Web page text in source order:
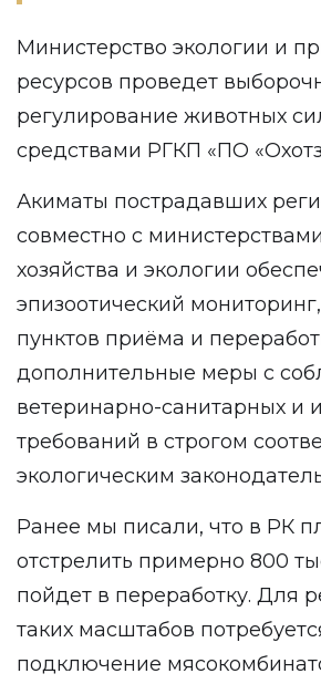
Министерство экологии и
ресурсов проведет
регулирование животных
средствами РГКП «ПО
Акиматы пострадавших
совместно с
хозяйства и экологии
эпизоотический
пунктов приёма и
дополнительные меры с
ветеринарно-санитарных и
требований в строгом
экологическим
Ранее мы писали, что в РК
отстрелить примерно 800
пойдет в переработку. Для
таких масштабов
подключение